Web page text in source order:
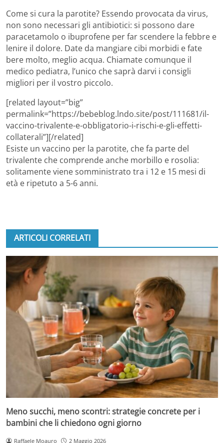
Come si cura la parotite? Essendo provocata da virus,
non sono necessari gli antibiotici: si possono dare
paracetamolo o ibuprofene per far scendere la febbre e
lenire il dolore. Date da mangiare cibi morbidi e fate
bere molto, meglio acqua. Chiamate comunque il
medico pediatra, l’unico che saprà darvi i consigli
migliori per il vostro piccolo.
[related layout=”big”
permalink=”https://bebeblog.lndo.site/post/111681/il-
vaccino-trivalente-e-obbligatorio-i-rischi-e-gli-effetti-
collaterali”][/related]
Esiste un vaccino per la parotite, che fa parte del
trivalente che comprende anche morbillo e rosolia:
solitamente viene somministrato tra i 12 e 15 mesi di
età e ripetuto a 5-6 anni.
ARTICOLI CORRELATI
Meno succhi, meno scontri: strategie concrete per i
bambini che li chiedono ogni giorno
Raffaele Moauro 2 Maggio 2026